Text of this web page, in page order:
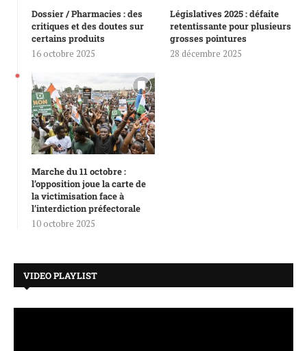
Dossier / Pharmacies : des
critiques et des doutes sur
certains produits
16 octobre 2025
Législatives 2025 : défaite
retentissante pour plusieurs
grosses pointures
28 décembre 2025
Marche du 11 octobre :
l’opposition joue la carte de
la victimisation face à
l’interdiction préfectorale
10 octobre 2025
VIDEO PLAYLIST